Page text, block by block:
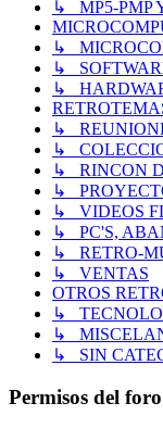
↳ MP5-PMP
↳
↳
↳
↳
↳
↳ RINCON
↳
↳ VIDEOS
↳ PC'S,
↳ RETRO-
↳ VENTAS
OTROS
↳
↳
↳ SIN
Permisos del foro